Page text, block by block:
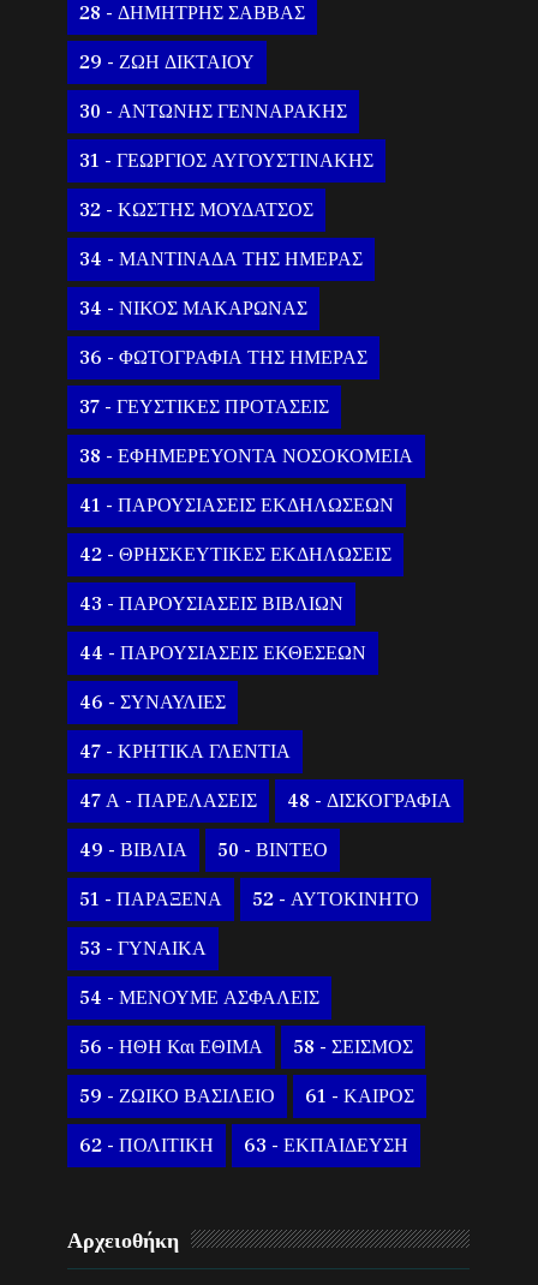
28 - ΔΗΜΗΤΡΗΣ ΣΑΒΒΑΣ
29 - ΖΩΗ ΔΙΚΤΑΙΟΥ
30 - ΑΝΤΩΝΗΣ ΓΕΝΝΑΡΑΚΗΣ
31 - ΓΕΩΡΓΙΟΣ ΑΥΓΟΥΣΤΙΝΑΚΗΣ
32 - ΚΩΣΤΗΣ ΜΟΥΔΑΤΣΟΣ
34 - ΜΑΝΤΙΝΑΔΑ ΤΗΣ ΗΜΕΡΑΣ
34 - ΝΙΚΟΣ ΜΑΚΑΡΩΝΑΣ
36 - ΦΩΤΟΓΡΑΦΙΑ ΤΗΣ ΗΜΕΡΑΣ
37 - ΓΕΥΣΤΙΚΕΣ ΠΡΟΤΑΣΕΙΣ
38 - ΕΦΗΜΕΡΕΥΟΝΤΑ ΝΟΣΟΚΟΜΕΙΑ
41 - ΠΑΡΟΥΣΙΑΣΕΙΣ ΕΚΔΗΛΩΣΕΩΝ
42 - ΘΡΗΣΚΕΥΤΙΚΕΣ ΕΚΔΗΛΩΣΕΙΣ
43 - ΠΑΡΟΥΣΙΑΣΕΙΣ ΒΙΒΛΙΩΝ
44 - ΠΑΡΟΥΣΙΑΣΕΙΣ ΕΚΘΕΣΕΩΝ
46 - ΣΥΝΑΥΛΙΕΣ
47 - ΚΡΗΤΙΚΑ ΓΛΕΝΤΙΑ
47 Α - ΠΑΡΕΛΑΣΕΙΣ 48 - ΔΙΣΚΟΓΡΑΦΙΑ
49 - ΒΙΒΛΙΑ 50 - ΒΙΝΤΕΟ
51 - ΠΑΡΑΞΕΝΑ 52 - ΑΥΤΟΚΙΝΗΤΟ
53 - ΓΥΝΑΙΚΑ
54 - ΜΕΝΟΥΜΕ ΑΣΦΑΛΕΙΣ
56 - ΗΘΗ Και ΕΘΙΜΑ 58 - ΣΕΙΣΜΟΣ
59 - ΖΩΙΚΟ ΒΑΣΙΛΕΙΟ 61 - ΚΑΙΡΟΣ
62 - ΠΟΛΙΤΙΚΗ 63 - ΕΚΠΑΙΔΕΥΣΗ
Αρχειοθήκη